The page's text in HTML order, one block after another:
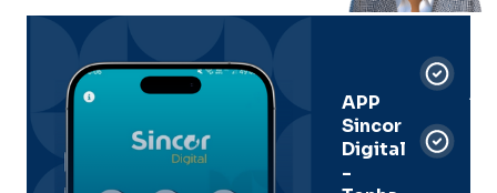
APP
Sincor
Digital
-